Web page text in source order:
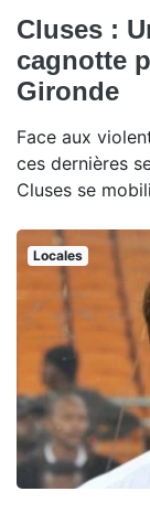
Cluses :
cagnotte
Gironde
Face aux
ces dernières
Cluses se
Locales